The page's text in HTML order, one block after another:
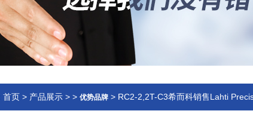
首页 > 产品展示 > > 优势品牌 > RC2-2,2T-C3希而科销售Lahti